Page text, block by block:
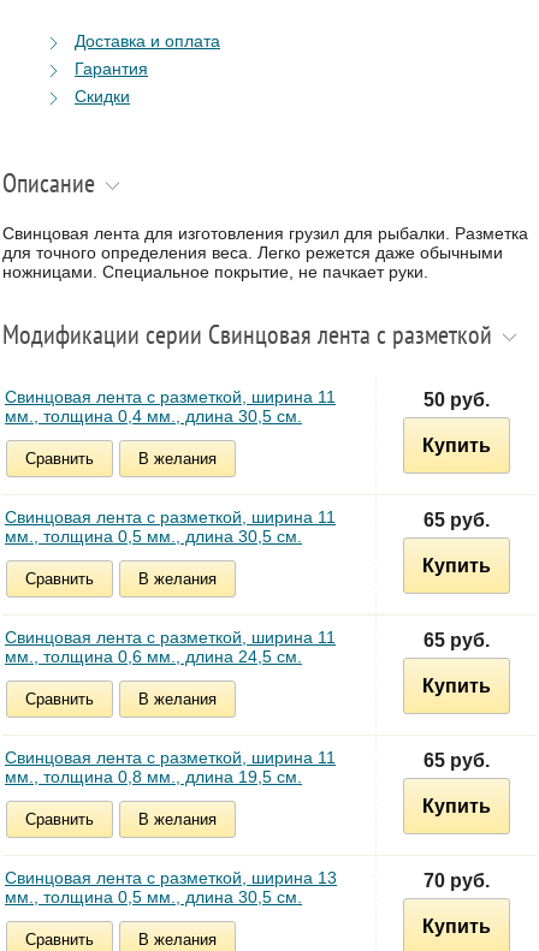
Доставка и оплата
Гарантия
Скидки
Описание
Свинцовая лента для изготовления грузил для рыбалки. Разметка
для точного определения веса. Легко режется даже обычными
ножницами. Специальное покрытие, не пачкает руки.
Модификации серии Свинцовая лента с разметкой
Свинцовая лента с разметкой, ширина 11
мм., толщина 0,4 мм., длина 30,5 см.
Сравнить В желания
50 руб.
Купить
Свинцовая лента с разметкой, ширина 11
мм., толщина 0,5 мм., длина 30,5 см.
Сравнить В желания
65 руб.
Купить
Свинцовая лента с разметкой, ширина 11
мм., толщина 0,6 мм., длина 24,5 см.
Сравнить В желания
65 руб.
Купить
Свинцовая лента с разметкой, ширина 11
мм., толщина 0,8 мм., длина 19,5 см.
Сравнить В желания
65 руб.
Купить
Свинцовая лента с разметкой, ширина 13
мм., толщина 0,5 мм., длина 30,5 см.
Сравнить В желания
70 руб.
Купить